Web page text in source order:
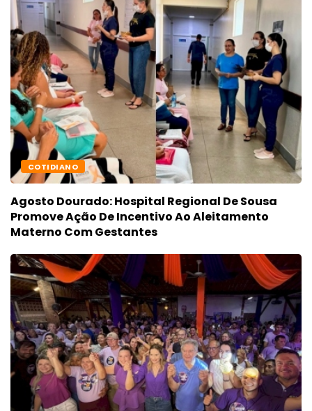
COTIDIANO
Agosto Dourado: Hospital Regional De Sousa
Promove Ação De Incentivo Ao Aleitamento
Materno Com Gestantes